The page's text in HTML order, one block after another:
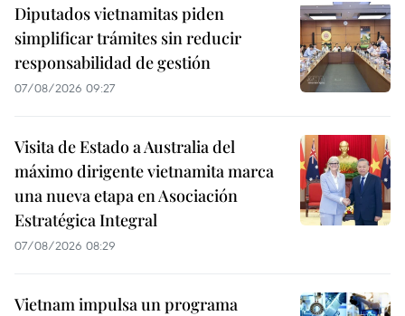
Diputados vietnamitas piden
simplificar trámites sin reducir
responsabilidad de gestión
07/08/2026 09:27
Visita de Estado a Australia del
máximo dirigente vietnamita marca
una nueva etapa en Asociación
Estratégica Integral
07/08/2026 08:29
Vietnam impulsa un programa